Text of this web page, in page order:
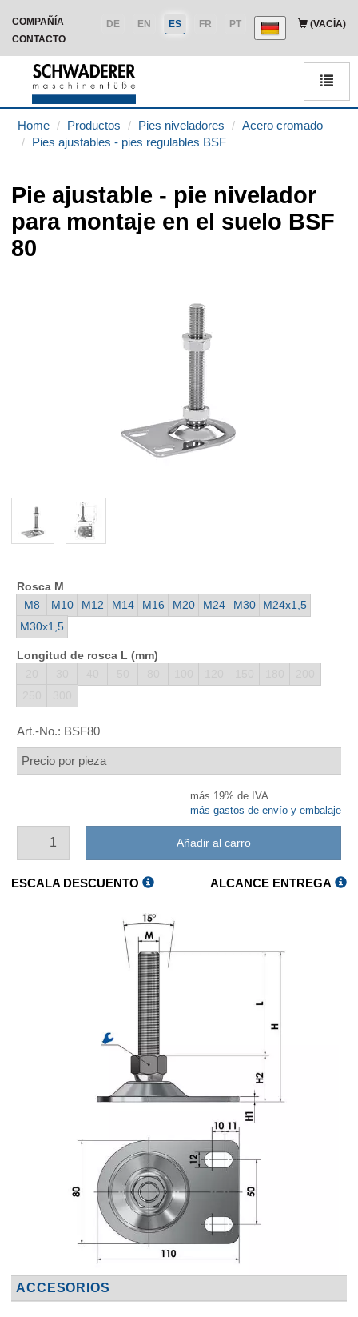
(VACÍA)
COMPAÑÍA PT
FR
ES
EN
DE
CONTACTO
Home Productos Pies niveladores
Acero cromado
Pies ajustables - pies regulables BSF
Pie ajustable - pie nivelador
para montaje en el suelo BSF
80
Rosca M
M8 M10 M12 M14 M16 M20 M24 M30
M24x1,5
M30x1,5
Longitud de rosca L (mm)
Art.-No.: BSF80
Precio por pieza
más 19% de IVA.
más gastos de envío y embalaje
Añadir al carro
ESCALA DESCUENTO ALCANCE ENTREGA
ACCESORIOS